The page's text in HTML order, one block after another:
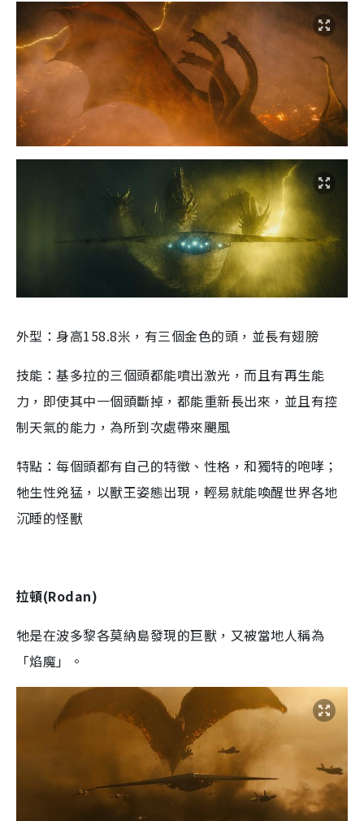
外型：身高158.8米，有三個金色的頭，並長有翅膀
技能：基多拉的三個頭都能噴出激光，而且有再生能
力，即使其中一個頭斷掉，都能重新長出來，並且有控
制天氣的能力，為所到次處帶來颶風
特點：每個頭都有自己的特徵、性格，和獨特的咆哮；
牠生性兇猛，以獸王姿態出現，輕易就能喚醒世界各地
沉睡的怪獸
拉頓(Rodan)
牠是在波多黎各莫納島發現的巨獸，又被當地人稱為
「焰魔」。